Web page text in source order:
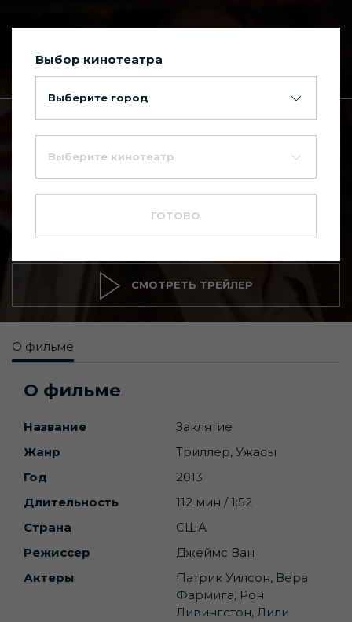
Заклятие 7.4
СМОТРЕТЬ ТРЕЙЛЕР
О фильме
О фильме
Название
Заклятие
Жанр
Триллер, Ужасы
Год
2013
Длительность
112 мин / 1:52
Страна
США
Режиссер
Джеймс Ван
Актеры
Патрик Уилсон, Вера
Фармига, Рон
Ливингстон, Лили
Выбор кинотеатра
Выберите город
Выберите кинотеатр
ГОТОВО